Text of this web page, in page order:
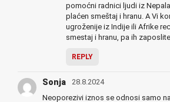
pomoćni radnici ljudi iz
plaćen smeštaj i hranu. A Vi
ugroženije iz Indije ili Afrike
smestaj i hranu, pa ih
REPLY
Sonja 28.8.2024
Neoporezivi iznos se odnosi samo